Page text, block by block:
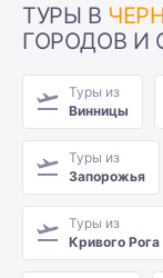
ТУРЫ В
ГОРОДОВ И
Туры из
Винницы
Туры из
Запорожья
Туры из
Кривого Рога